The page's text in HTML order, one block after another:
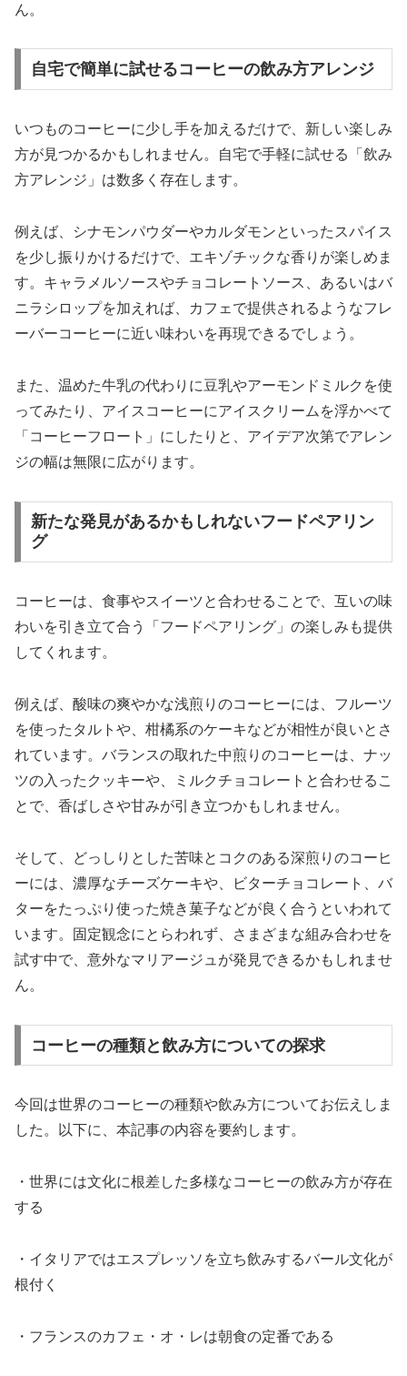
ん。
自宅で簡単に試せるコーヒーの飲み方アレンジ
いつものコーヒーに少し手を加えるだけで、新しい楽しみ
方が見つかるかもしれません。自宅で手軽に試せる「飲み
方アレンジ」は数多く存在します。
例えば、シナモンパウダーやカルダモンといったスパイス
を少し振りかけるだけで、エキゾチックな香りが楽しめま
す。キャラメルソースやチョコレートソース、あるいはバ
ニラシロップを加えれば、カフェで提供されるようなフレ
ーバーコーヒーに近い味わいを再現できるでしょう。
また、温めた牛乳の代わりに豆乳やアーモンドミルクを使
ってみたり、アイスコーヒーにアイスクリームを浮かべて
「コーヒーフロート」にしたりと、アイデア次第でアレン
ジの幅は無限に広がります。
新たな発見があるかもしれないフードペアリン
グ
コーヒーは、食事やスイーツと合わせることで、互いの味
わいを引き立て合う「フードペアリング」の楽しみも提供
してくれます。
例えば、酸味の爽やかな浅煎りのコーヒーには、フルーツ
を使ったタルトや、柑橘系のケーキなどが相性が良いとさ
れています。バランスの取れた中煎りのコーヒーは、ナッ
ツの入ったクッキーや、ミルクチョコレートと合わせるこ
とで、香ばしさや甘みが引き立つかもしれません。
そして、どっしりとした苦味とコクのある深煎りのコーヒ
ーには、濃厚なチーズケーキや、ビターチョコレート、バ
ターをたっぷり使った焼き菓子などが良く合うといわれて
います。固定観念にとらわれず、さまざまな組み合わせを
試す中で、意外なマリアージュが発見できるかもしれませ
ん。
コーヒーの種類と飲み方についての探求
今回は世界のコーヒーの種類や飲み方についてお伝えしま
した。以下に、本記事の内容を要約します。
・世界には文化に根差した多様なコーヒーの飲み方が存在
する
・イタリアではエスプレッソを立ち飲みするバール文化が
根付く
・フランスのカフェ・オ・レは朝食の定番である